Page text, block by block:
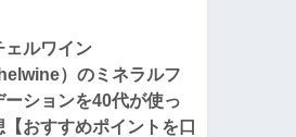
ェルワイン
）のミネラルフ
ーションを40代が使っ
【おすすめポイントを口